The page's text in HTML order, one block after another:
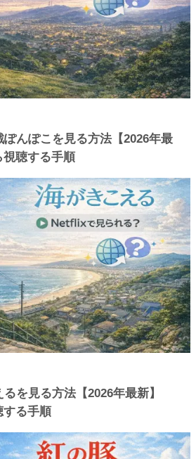
んぽこを見る方法【2026年最
視聴する手順
を見る方法【2026年最新】
する手順